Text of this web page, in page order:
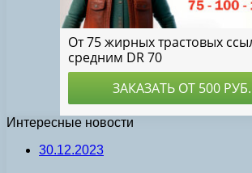
Интересные новости
30.12.2023